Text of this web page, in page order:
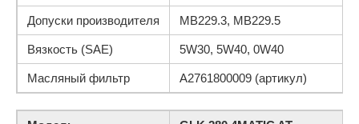
Допуски производителя MB229.3, MB229.5
Вязкость (SAE) 5W30, 5W40, 0W40
Масляный фильтр A2761800009 (артикул)